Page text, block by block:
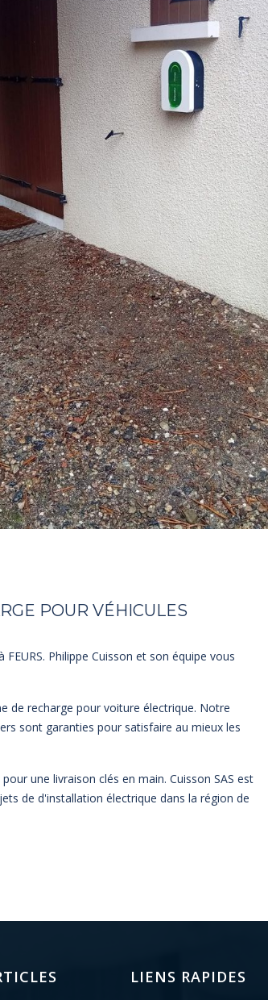
POUR VÉHICULES
Philippe Cuisson et son équipe vous
de recharge pour voiture électrique. Notre
sont garanties pour satisfaire au mieux les
une livraison clés en main. Cuisson SAS est
de d'installation électrique dans la région de
LIENS RAPIDES